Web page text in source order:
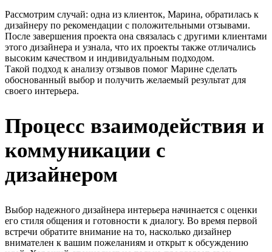
Рассмотрим случай: одна из клиенток, Марина, обратилась к
дизайнеру по рекомендации с положительными отзывами.
После завершения проекта она связалась с другими клиентами
этого дизайнера и узнала, что их проекты также отличались
высоким качеством и индивидуальным подходом.
Такой подход к анализу отзывов помог Марине сделать
обоснованный выбор и получить желаемый результат для
своего интерьера.
Процесс взаимодействия и
коммуникации с
дизайнером
Выбор надежного дизайнера интерьера начинается с оценки
его стиля общения и готовности к диалогу. Во время первой
встречи обратите внимание на то, насколько дизайнер
внимателен к вашим пожеланиям и открыт к обсуждению